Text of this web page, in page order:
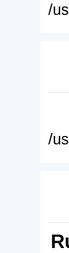
/
/